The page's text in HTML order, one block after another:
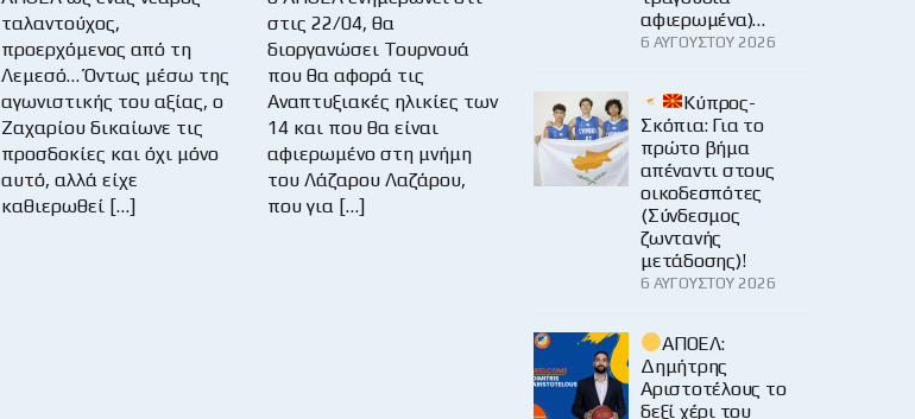
ταλαντούχος,
προερχόμενος από τη
Λεμεσό… Όντως μέσω της
αγωνιστικής του αξίας, ο
Ζαχαρίου δικαίωνε τις
προσδοκίες και όχι μόνο
αυτό, αλλά είχε
καθιερωθεί […]
στις 22/04, θα
διοργανώσει Τουρνουά
που θα αφορά τις
Αναπτυξιακές ηλικίες των
14 και που θα είναι
αφιερωμένο στη μνήμη
του Λάζαρου Λαζάρου,
που για […]
αφιερωμένα)…
6 ΑΥΓΟΎΣΤΟΥ 2026
Κύπρος-
Σκόπια: Για το
πρώτο βήμα
απέναντι στους
οικοδεσπότες
(Σύνδεσμος
ζωντανής
μετάδοσης)!
6 ΑΥΓΟΎΣΤΟΥ 2026
ΑΠΟΕΛ:
Δημήτρης
Αριστοτέλους το
δεξί χέρι του